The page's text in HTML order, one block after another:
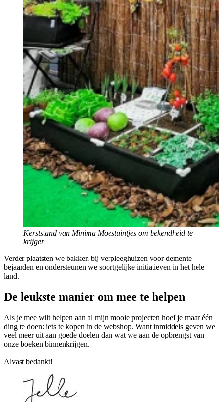
Kerststand van Minima Moestuintjes om bekendheid te
krijgen
Verder plaatsten we bakken bij verpleeghuizen voor demente
bejaarden en ondersteunen we soortgelijke initiatieven in het hele
land.
De leukste manier om mee te helpen
Als je mee wilt helpen aan al mijn mooie projecten hoef je maar één
ding te doen: iets te kopen in de webshop. Want inmiddels geven we
veel meer uit aan goede doelen dan wat we aan de opbrengst van
onze boeken binnenkrijgen.
Alvast bedankt!